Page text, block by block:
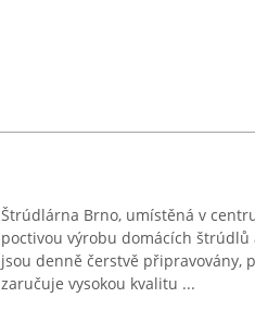
Štrúdlárna Brno, umístěná v
poctivou výrobu domácích
jsou denně čerstvě připravovány,
zaručuje vysokou kvalitu ...